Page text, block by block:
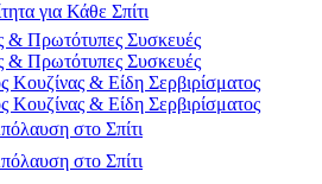
για Κάθε Σπίτι
& Πρωτότυπες Συσκευές
& Πρωτότυπες Συσκευές
Κουζίνας & Είδη Σερβιρίσματος
Κουζίνας & Είδη Σερβιρίσματος
στο Σπίτι
στο Σπίτι